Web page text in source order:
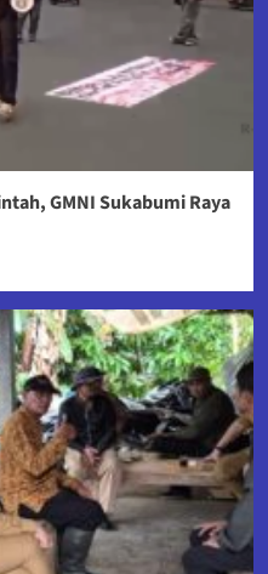
GMNI Sukabumi Raya